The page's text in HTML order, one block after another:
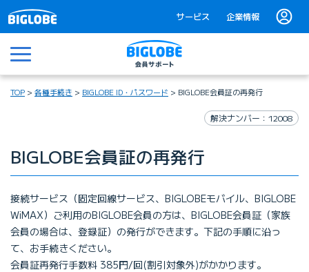
サービス 企業情報
メニュー
TOP 各種手続き BIGLOBE ID・パスワード BIGLOBE会員証の再発行
解決ナンバー：12008
BIGLOBE会員証の再発行
接続サービス（固定回線サービス、BIGLOBEモバイル、BIGLOBE
WiMAX）ご利用のBIGLOBE会員の方は、BIGLOBE会員証（家族
会員の場合は、登録証）の発行ができます。下記の手順に沿っ
て、お手続きください。
会員証再発行手数料 385円/回(割引対象外)がかかります。